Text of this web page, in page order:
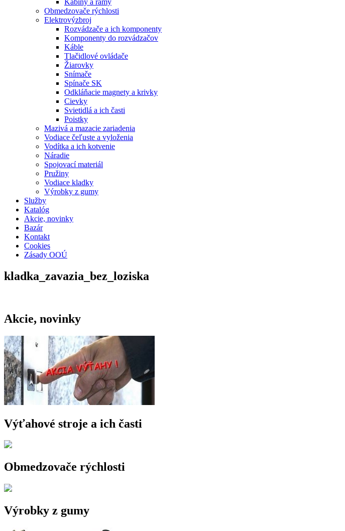
Kabíny a rámy
Obmedzovače rýchlosti
Elektrovýzbroj
Rozvádzače a ich komponenty
Komponenty do rozvádzačov
Káble
Tlačidlové ovládače
Žiarovky
Snímače
Spínače SK
Odkláňacie magnety a krivky
Cievky
Svietidlá a ich časti
Poistky
Mazivá a mazacie zariadenia
Vodiace čeľuste a vyloženia
Vodítka a ich kotvenie
Náradie
Spojovací materiál
Pružiny
Vodiace kladky
Výrobky z gumy
Služby
Katalóg
Akcie, novinky
Bazár
Kontakt
Cookies
Zásady OOÚ
kladka_zavazia_bez_loziska
Akcie, novinky
Výťahové stroje a ich časti
Obmedzovače rýchlosti
Výrobky z gumy